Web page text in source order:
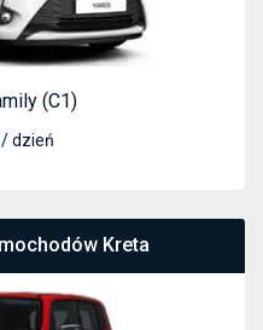
(C1)
/ dzień
Kreta